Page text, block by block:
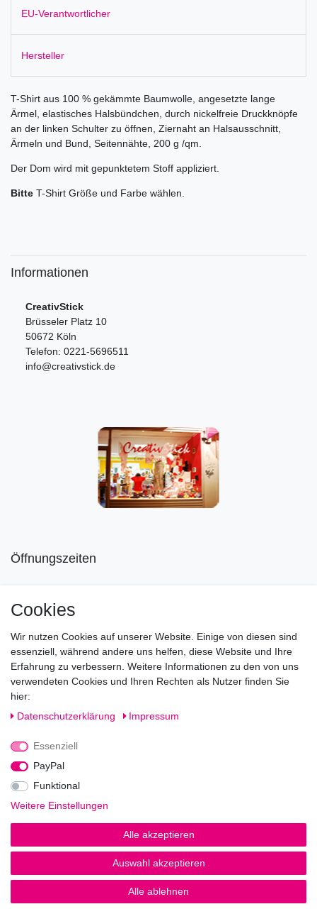
EU-Verantwortlicher
Hersteller
T-Shirt aus 100 % gekämmte Baumwolle, angesetzte lange
Ärmel, elastisches Halsbündchen, durch nickelfreie Druckknöpfe
an der linken Schulter zu öffnen, Ziernaht an Halsausschnitt,
Ärmeln und Bund, Seitennähte, 200 g /qm.
Der Dom wird mit gepunktetem Stoff appliziert.
Bitte T-Shirt Größe und Farbe wählen.
Informationen
CreativStick
Brüsseler Platz 10
50672 Köln
Telefon: 0221-5696511
info@creativstick.de
Öffnungszeiten
Di-Fr von 10.00 - 18.30 Uhr
Sa von 11.00 - 16.00 Uhr
Besuchen Sie unsere Verkaufsräume, dort beraten wir Sie
gerne.
Fragen?
Rufen Sie an!
0221-5696511
Impressum Daten­schutz­erklärung AGB
© Copyright 2026 | Alle Rechte vorbehalten.
Cookies
Wir nutzen Cookies auf unserer Website. Einige von diesen sind
essenziell, während andere uns helfen, diese Website und Ihre
Erfahrung zu verbessern. Weitere Informationen zu den von uns
verwendeten Cookies und Ihren Rechten als Nutzer finden Sie
hier:
Daten­schutz­erklärung
Impressum
Essenziell
PayPal
Funktional
Weitere Einstellungen
Alle akzeptieren
Auswahl akzeptieren
Alle ablehnen